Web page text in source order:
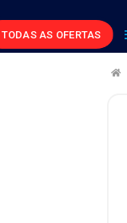
TODAS AS OFERTAS